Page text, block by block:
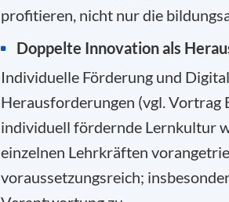
profitieren, nicht nur die
Doppelte Innovation als
Individuelle Förderung und
Herausforderungen (vgl. Vortrag
individuell fördernde Lernkultur
einzelnen Lehrkräften
voraussetzungsreich;